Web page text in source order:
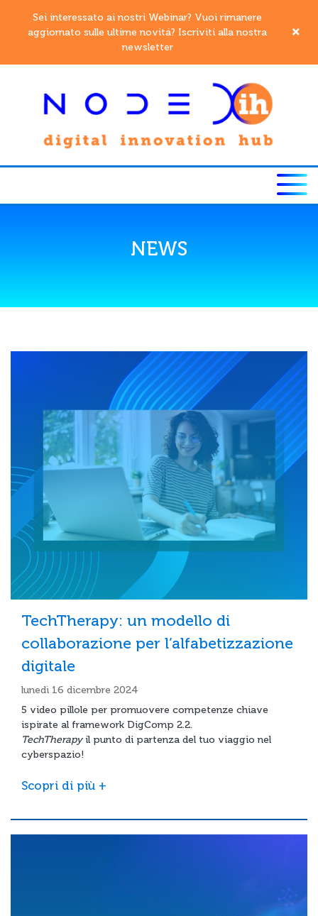
Sei interessato ai nostri Webinar? Vuoi rimanere
aggiornato sulle ultime novitá? Iscriviti alla nostra
newsletter
NEWS
TechTherapy: un modello di
collaborazione per l’alfabetizzazione
digitale
lunedì 16 dicembre 2024
5 video pillole per promuovere competenze chiave
ispirate al framework DigComp 2.2.
TechTherapyil punto di partenza del tuo viaggio nel
cyberspazio!
Scopri di più +